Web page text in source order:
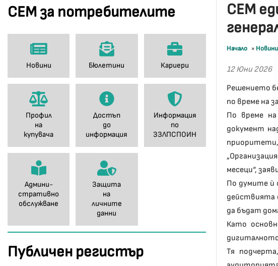
СЕМ за потребителите
Новини Бюлетини Кариери
Профил
на
купувача
Достъп
до
информация
Информация
по
ЗЗЛПСПОИН
Админи-
стративно
обслужване
Защита
на
личните
данни
Публичен регистър
СЕМ
Начало » Новини
12 Юни 2026
Решението
по време на
По време
документ
приоритети,
месеци“,
По думите ѝ
действията
да бъдат
Като
Тя